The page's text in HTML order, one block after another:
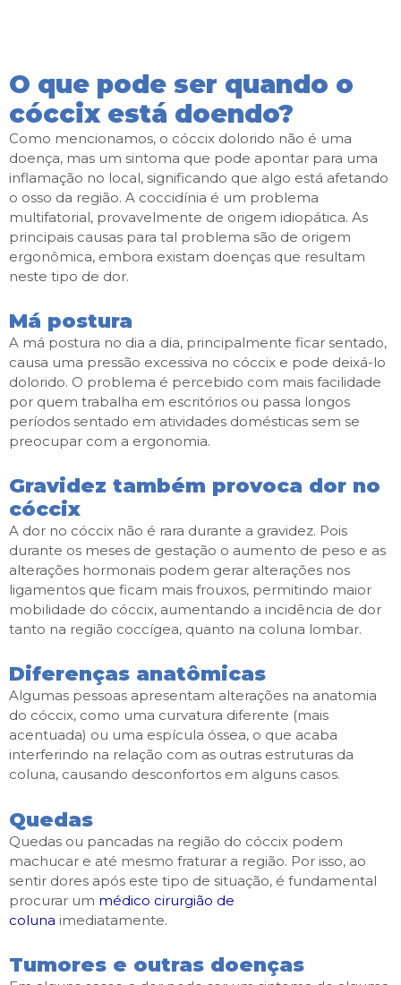
O que pode ser quando o
cóccix está doendo?
Como mencionamos, o cóccix dolorido não é uma
doença, mas um sintoma que pode apontar para uma
inflamação no local, significando que algo está afetando
o osso da região. A coccidínia é um problema
multifatorial, provavelmente de origem idiopática. As
principais causas para tal problema são de origem
ergonômica, embora existam doenças que resultam
neste tipo de dor.
Má postura
A má postura no dia a dia, principalmente ficar sentado,
causa uma pressão excessiva no cóccix e pode deixá-lo
dolorido. O problema é percebido com mais facilidade
por quem trabalha em escritórios ou passa longos
períodos sentado em atividades domésticas sem se
preocupar com a ergonomia.
Gravidez também provoca dor no
cóccix
A dor no cóccix não é rara durante a gravidez. Pois
durante os meses de gestação o aumento de peso e as
alterações hormonais podem gerar alterações nos
ligamentos que ficam mais frouxos, permitindo maior
mobilidade do cóccix, aumentando a incidência de dor
tanto na região coccígea, quanto na coluna lombar.
Diferenças anatômicas
Algumas pessoas apresentam alterações na anatomia
do cóccix, como uma curvatura diferente (mais
acentuada) ou uma espícula óssea, o que acaba
interferindo na relação com as outras estruturas da
coluna, causando desconfortos em alguns casos.
Quedas
Quedas ou pancadas na região do cóccix podem
machucar e até mesmo fraturar a região. Por isso, ao
sentir dores após este tipo de situação, é fundamental
procurar um médico cirurgião de
coluna imediatamente.
Tumores e outras doenças